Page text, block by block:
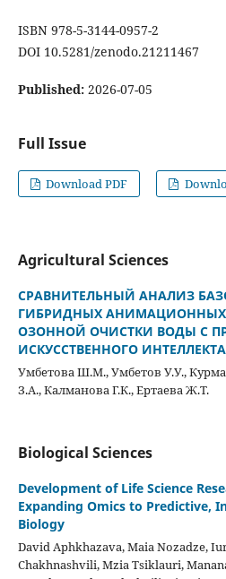
ISBN 978-5-3144-0957-2
DOI 10.5281/zenodo.21211467
Published: 2026-07-05
Full Issue
Download PDF
Agricultural Sciences
СРАВНИТЕЛЬНЫЙ АНАЛИЗ
ГИБРИДНЫХ АНИМАЦИОННЫХ
ОЗОННОЙ ОЧИСТКИ ВОДЫ С
ИСКУССТВЕННОГО ИНТЕЛЛЕКТА
Умбетова Ш.М., Умбетов У.У.,
З.А., Калманова Г.К., Ертаева Ж.Т.
Biological Sciences
Development of Life Science
Expanding Omics to Predictive,
Biology
David Aphkhazava, Maia Nozadze,
Chakhnashvili, Mzia Tsiklauri,